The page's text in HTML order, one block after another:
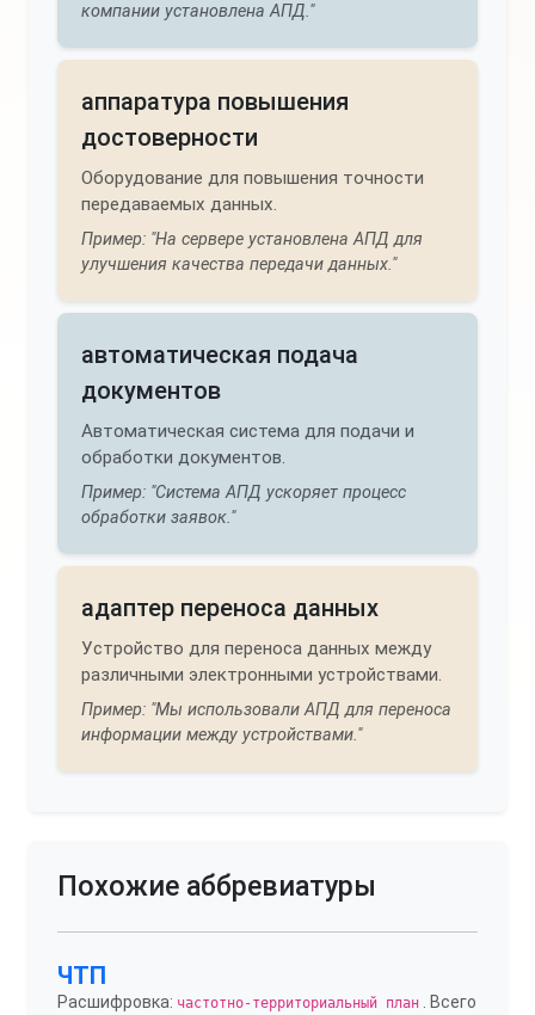
компании установлена АПД."
аппаратура повышения
достоверности
Оборудование для повышения точности
передаваемых данных.
Пример: "На сервере установлена АПД для
улучшения качества передачи данных."
автоматическая подача
документов
Автоматическая система для подачи и
обработки документов.
Пример: "Система АПД ускоряет процесс
обработки заявок."
адаптер переноса данных
Устройство для переноса данных между
различными электронными устройствами.
Пример: "Мы использовали АПД для переноса
информации между устройствами."
Похожие аббревиатуры
ЧТП
Расшифровка: частотно-территориальный план . Всего